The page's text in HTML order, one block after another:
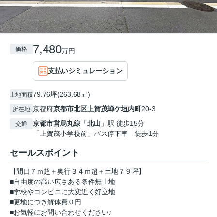
価格 7,480万円
支払いシミュレーション
土地面積79.76坪(263.68㎡)
所在地 京都府京都市北区 上賀茂蝉ケ垣内町20-3
交通 京都市営烏丸線 「北山 」駅 徒歩15分
「上賀茂小学校前」バス停下車 徒歩1分
セールスポイント
【間口７ｍ超＋奥行３４ｍ超＋土地７９坪】
■自由度の高い広さある条件無土地
■学校やコンビニに大変近く好立地
■更地につき解体費０円
■お気軽にお問い合わせください♪